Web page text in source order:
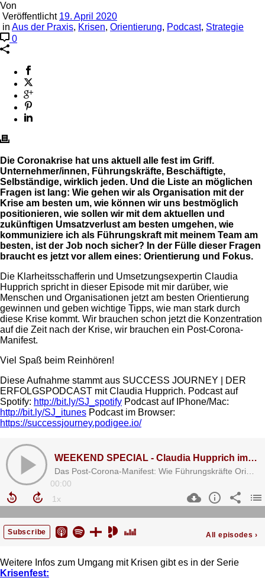
Von
Veröffentlicht 19. April 2020
in Aus der Praxis, Krisen, Orientierung, Podcast, Strategie
0
Die Coronakrise hat uns aktuell alle fest im Griff.
Unternehmer/innen, Führungskräfte, Beschäftigte,
Selbständige, wirklich jeden. Und die Liste an möglichen
Fragen ist lang: Wie gehen wir als Organisation mit der
Krise am besten um, wie können wir uns bestmöglich
positionieren, wie sollen wir mit dem aktuellen und
zukünftigen Umsatzverlust am besten umgehen, wie
kommuniziere ich als Führungskraft mit meinem Team am
besten, ist der Job noch sicher? In der Fülle dieser Fragen
braucht es jetzt vor allem eines: Orientierung und Fokus.
Die Klarheitsschafferin und Umsetzungsexpertin Claudia
Hupprich spricht in dieser Episode mit mir darüber, wie
Menschen und Organisationen jetzt am besten Orientierung
gewinnen und geben wichtige Tipps, wie man stark durch
diese Krise kommt. Wir brauchen schon jetzt die Konzentration
auf die Zeit nach der Krise, wir brauchen ein Post-Corona-
Manifest.
Viel Spaß beim Reinhören!
Diese Aufnahme stammt aus SUCCESS JOURNEY | DER
ERFOLGSPODCAST mit Claudia Hupprich. Podcast auf
Spotify: http://bit.ly/SJ_spotify Podcast auf IPhone/Mac:
http://bit.ly/SJ_itunes Podcast im Browser:
https://successjourney.podigee.io/
Weitere Infos zum Umgang mit Krisen gibt es in der Serie
Krisenfest: